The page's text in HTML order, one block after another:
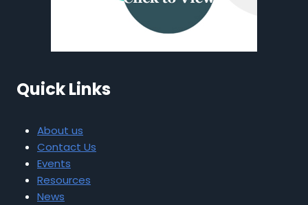
Quick Links
About us
Contact Us
Events
Resources
News